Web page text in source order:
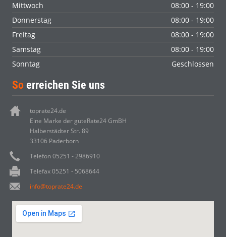
Mittwoch
08:00 - 19:00
Donnerstag
08:00 - 19:00
Freitag
08:00 - 19:00
Samstag
08:00 - 19:00
Sonntag
Geschlossen
So erreichen Sie uns
toprate24.de
Eine Marke der guteRate24 GmBH
Halberstädter Str. 89
33106 Paderborn
Telefon 05251 - 2986910
Telefax 05251 - 5068644
info@toprate24.de